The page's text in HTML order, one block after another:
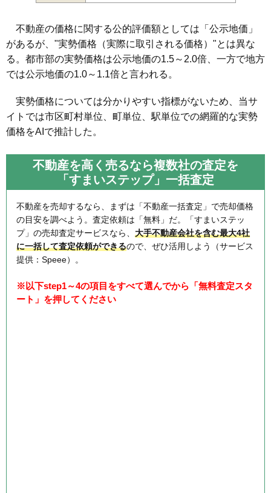
不動産の価格に関する公的評価額としては「公示地価」
があるが、"実勢価格（実際に取引される価格）"とは異な
る。都市部の実勢価格は公示地価の1.5～2.0倍、一方で地方
では公示地価の1.0～1.1倍と言われる。
実勢価格については分かりやすい指標がないため、当サ
イトでは市区町村単位、町単位、駅単位での網羅的な実勢
価格をAIで推計した。
不動産を高く売るなら複数社の査定を
「すまいステップ」一括査定
不動産を売却するなら、まずは「不動産一括査定」で売却価格
の目安を調べよう。査定依頼は「無料」だ。「すまいステッ
プ」の売却査定サービスなら、 大手不動産会社を含む最大4社
に一括して査定依頼ができるので、ぜひ活用しよう（サービス
提供：Speee）。
※以下step1～4の項目をすべて選んでから「無料査定スタ
ート」を押してください